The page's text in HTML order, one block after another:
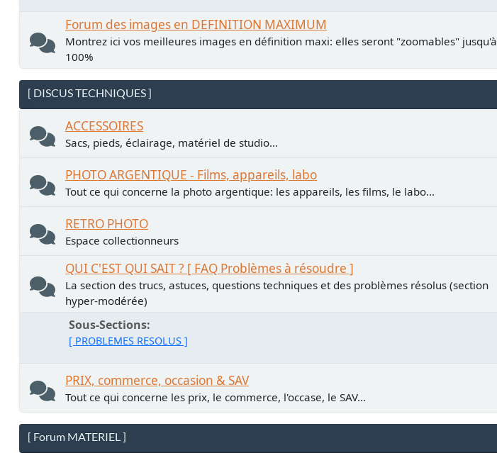
Forum des images en DEFINITION MAXIMUM
Montrez ici vos meilleures images en définition maxi: elles seront "zoomables" jusqu'à
100%
[ DISCUS TECHNIQUES ]
ACCESSOIRES
Sacs, pieds, éclairage, matériel de studio...
PHOTO ARGENTIQUE - Films, appareils, labo
Tout ce qui concerne la photo argentique: les appareils, les films, le labo...
RETRO PHOTO
Espace collectionneurs
QUI C'EST QUI SAIT ? [ FAQ Problèmes à résoudre ]
La section des trucs, astuces, questions techniques et des problèmes résolus (section
hyper-modérée)
Sous-Sections
[ PROBLEMES RESOLUS ]
PRIX, commerce, occasion & SAV
Tout ce qui concerne les prix, le commerce, l'occase, le SAV...
[ Forum MATERIEL ]